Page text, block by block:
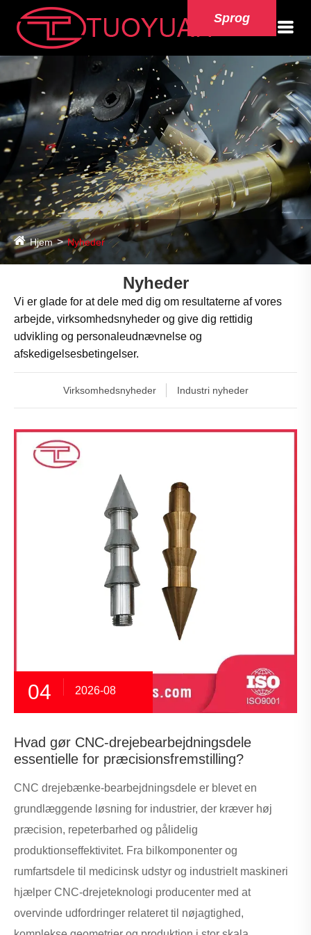
Sprog
Hjem Nyheder
Nyheder
Vi er glade for at dele med dig om resultaterne af vores
arbejde, virksomhedsnyheder og give dig rettidig
udvikling og personaleudnævnelse og
afskedigelsesbetingelser.
Virksomhedsnyheder Industri nyheder
04 2026-08
Hvad gør CNC-drejebearbejdningsdele
essentielle for præcisionsfremstilling?
CNC drejebænke-bearbejdningsdele er blevet en
grundlæggende løsning for industrier, der kræver høj
præcision, repeterbarhed og pålidelig
produktionseffektivitet. Fra bilkomponenter og
rumfartsdele til medicinsk udstyr og industrielt maskineri
hjælper CNC-drejeteknologi producenter med at
overvinde udfordringer relateret til nøjagtighed,